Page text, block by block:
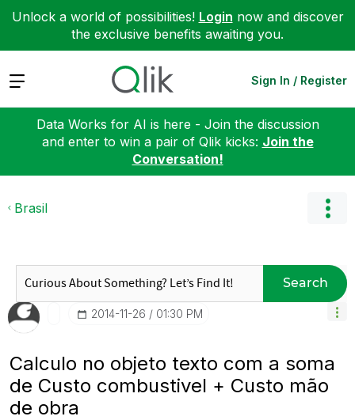
Unlock a world of possibilities! Login now and discover
the exclusive benefits awaiting you.
Expand Sign In / Register
Data Works for AI is here - Join the discussion
and enter to win a pair of Qlik kicks: Join the
Conversation!
Brasil
Search
‎2014-11-26 01:30 PM
Calculo no objeto texto com a soma
de Custo combustivel + Custo mão
de obra